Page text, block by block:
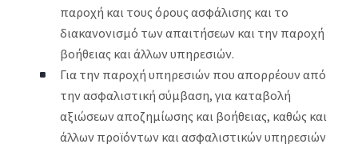
παροχή και τους όρους ασφάλισης και το
διακανονισμό των απαιτήσεων και την παροχή
βοήθειας και άλλων υπηρεσιών.
Για την παροχή υπηρεσιών που απορρέουν από
την ασφαλιστική σύμβαση, για καταβολή
αξιώσεων αποζημίωσης και βοήθειας, καθώς και
άλλων προϊόντων και ασφαλιστικών υπηρεσιών